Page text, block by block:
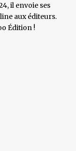
il envoie ses
aux éditeurs.
Édition !